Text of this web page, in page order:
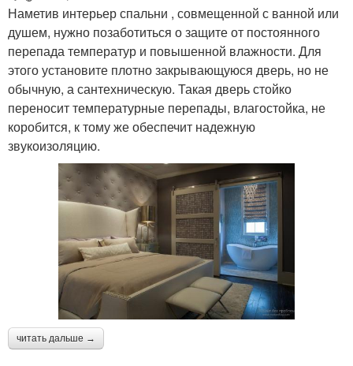
Наметив интерьер спальни , совмещенной с ванной или
душем, нужно позаботиться о защите от постоянного
перепада температур и повышенной влажности. Для
этого установите плотно закрывающуюся дверь, но не
обычную, а сантехническую. Такая дверь стойко
переносит температурные перепады, влагостойка, не
коробится, к тому же обеспечит надежную
звукоизоляцию.
читать дальше →